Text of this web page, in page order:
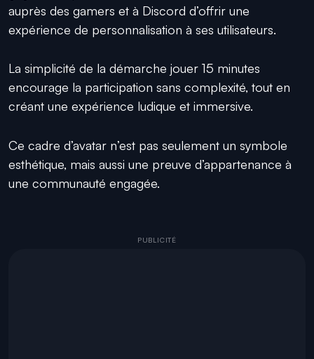
auprès des gamers et à Discord d’offrir une
expérience de personnalisation à ses utilisateurs.
La simplicité de la démarche jouer 15 minutes
encourage la participation sans complexité, tout en
créant une expérience ludique et immersive.
Ce cadre d’avatar n’est pas seulement un symbole
esthétique, mais aussi une preuve d’appartenance à
une communauté engagée.